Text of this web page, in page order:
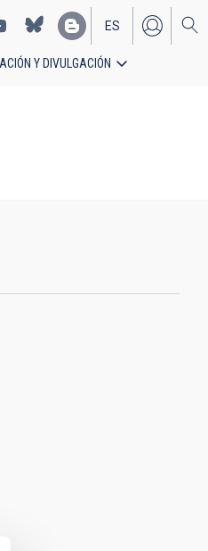
EN
ES
Y DIVULGACIÓN